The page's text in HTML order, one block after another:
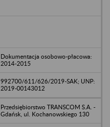
Dokumentacja osobowo-płacowa:
2014-2015
992700/611/626/2019-SAK; UNP:
2019-00143012
Przedsiębiorstwo TRANSCOM S.A. -
Gdańsk, ul. Kochanowskiego 130